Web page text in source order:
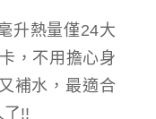
升熱量僅24大
，不用擔心身
補水，最適合
了!!